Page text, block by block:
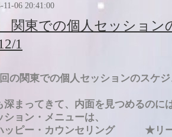
11-06 20:41:00
東での個人セッション
1
の関東での個人セッションのスケ
深まってきて、内面を見つめるのに
ション・メニューは、
ッピー・カウンセリン